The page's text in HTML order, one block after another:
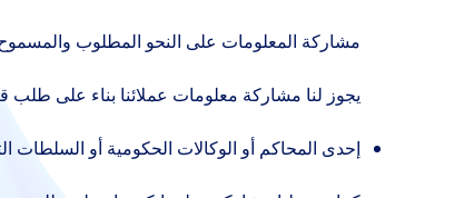
مشاركة المعلومات على النحو المطلوب والمسموح
يجوز لنا مشاركة معلومات عملائنا بناء على طلب
إحدى المحاكم أو الوكالات الحكومية أو السلطات